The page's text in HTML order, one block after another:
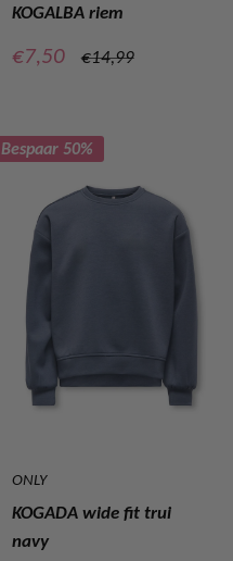
KOGALBA riem
Verkoopprijs
€7,50
Normale
€14,99
Bespaar 50%
ONLY
KOGADA wide fit trui
navy